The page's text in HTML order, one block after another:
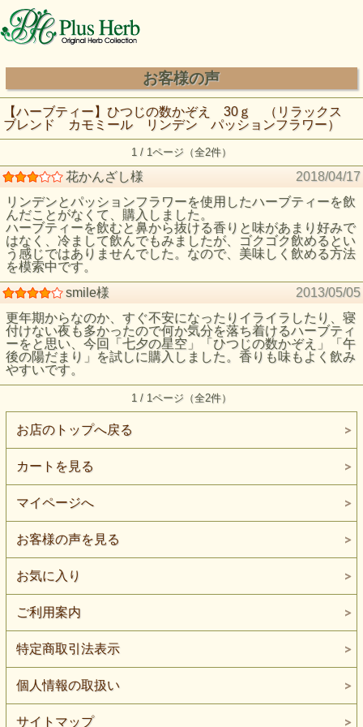
お客様の声
【ハーブティー】ひつじの数かぞえ 30ｇ （リラックス
ブレンド カモミール リンデン パッションフラワー）
1 / 1ページ（全2件）
花かんざし様
2018/04/17
リンデンとパッションフラワーを使用したハーブティーを飲
んだことがなくて、購入しました。
ハーブティーを飲むと鼻から抜ける香りと味があまり好みで
はなく、冷まして飲んでもみましたが、ゴクゴク飲めるとい
う感じではありませんでした。なので、美味しく飲める方法
を模索中です。
smile様
2013/05/05
更年期からなのか、すぐ不安になったりイライラしたり、寝
付けない夜も多かったので何か気分を落ち着けるハーブティ
ーをと思い、今回「七夕の星空」「ひつじの数かぞえ」「午
後の陽だまり」を試しに購入しました。香りも味もよく飲み
やすいです。
1 / 1ページ（全2件）
お店のトップへ戻る
カートを見る
マイページへ
お客様の声を見る
お気に入り
ご利用案内
特定商取引法表示
個人情報の取扱い
サイトマップ